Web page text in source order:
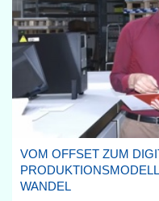
VOM OFFSET ZUM
WANDEL